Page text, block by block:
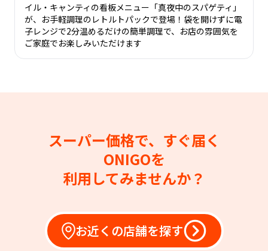
イル・キャンティの看板メニュー「真夜中のスパゲティ」
が、お手軽調理のレトルトパックで登場！袋を開けずに電
子レンジで2分温めるだけの簡単調理で、お店の雰囲気を
ご家庭でお楽しみいただけます
スーパー価格で、すぐ届く
ONIGOを
利用してみませんか？
お近くの店舗を探す